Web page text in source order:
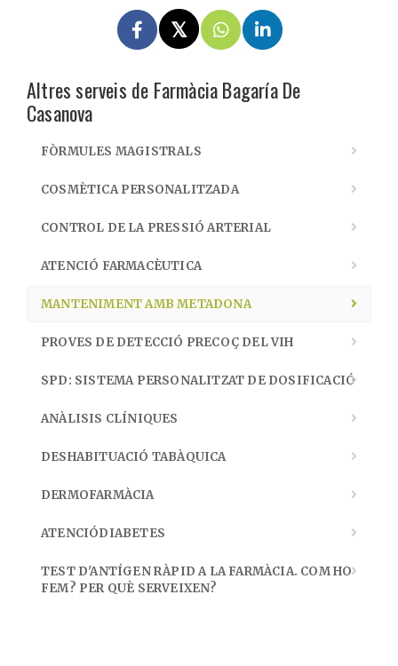
Altres serveis de Farmàcia Bagaría De
Casanova
FÒRMULES MAGISTRALS
COSMÈTICA PERSONALITZADA
CONTROL DE LA PRESSIÓ ARTERIAL
ATENCIÓ FARMACÈUTICA
MANTENIMENT AMB METADONA
PROVES DE DETECCIÓ PRECOÇ DEL VIH
SPD: SISTEMA PERSONALITZAT DE DOSIFICACIÓ
ANÀLISIS CLÍNIQUES
DESHABITUACIÓ TABÀQUICA
DERMOFARMÀCIA
ATENCIÓDIABETES
TEST D'ANTÍGEN RÀPID A LA FARMÀCIA. COM HO
FEM? PER QUÈ SERVEIXEN?